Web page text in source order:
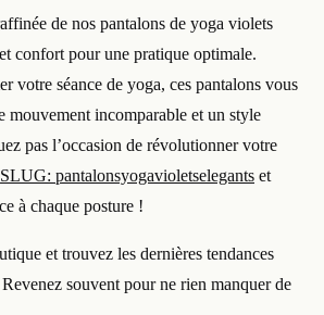
de nos pantalons de yoga violets
confort pour une pratique optimale.
votre séance de yoga, ces pantalons vous
mouvement incomparable et un style
pas l’occasion de révolutionner votre
SLUG: pantalonsyogavioletselegants et
à chaque posture !
et trouvez les dernières tendances
Revenez souvent pour ne rien manquer de